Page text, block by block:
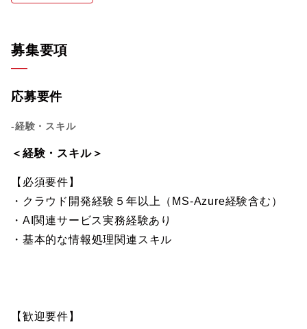
募集要項
応募要件
-経験・スキル
＜経験・スキル＞
【必須要件】
・クラウド開発経験５年以上（MS-Azure経験含む）
・AI関連サービス実務経験あり
・基本的な情報処理関連スキル
【歓迎要件】